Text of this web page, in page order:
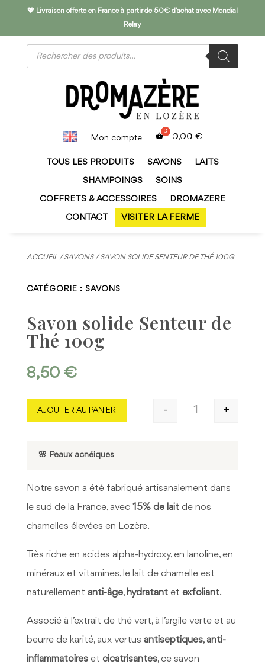
💖 Livraison offerte en France à partir de 50€ d’achat avec Mondial
Relay
Recherche
Mon compte 0,00 €
TOUS LES PRODUITS SAVONS LAITS
SHAMPOINGS SOINS
COFFRETS & ACCESSOIRES DROMAZERE
CONTACT VISITER LA FERME
ACCUEIL/SAVONS/ SAVON SOLIDE SENTEUR DE THÉ 100G
CATÉGORIE : SAVONS
Savon solide Senteur de
Thé 100g
8,50 €
- +
AJOUTER AU PANIER
🌸 Peaux acnéiques
Notre savon a été fabriqué artisanalement dans
le sud de la France, avec 15% de laitde nos
chamelles élevées en Lozère.
Très riche en acides alpha-hydroxy, en lanoline, en
minéraux et vitamines, le lait de chamelle est
naturellement anti-âge,hydratantet exfoliant.
Associé à l’extrait de thé vert, à l’argile verte et au
beurre de karité, aux vertus antiseptiques, anti-
inflammatoireset cicatrisantes, ce savon